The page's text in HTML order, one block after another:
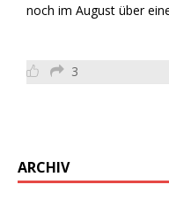
noch im August über
3
ARCHIV